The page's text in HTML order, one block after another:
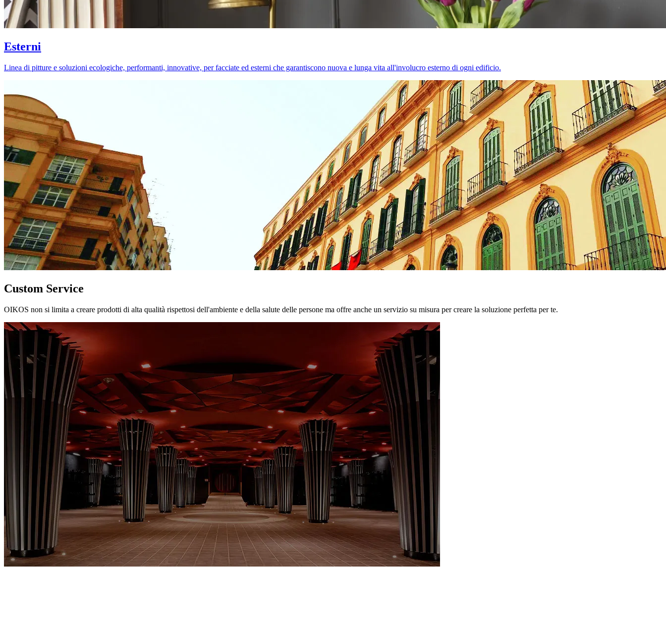
Esterni
Linea di pitture e soluzioni ecologiche, performanti, innovative, per facciate ed esterni che garantiscono nuova e lunga vita all'involucro esterno di ogni edificio.
Custom Service
OIKOS non si limita a creare prodotti di alta qualità rispettosi dell'ambiente e della salute delle persone ma offre anche un servizio su misura per creare la soluzione perfetta per te.